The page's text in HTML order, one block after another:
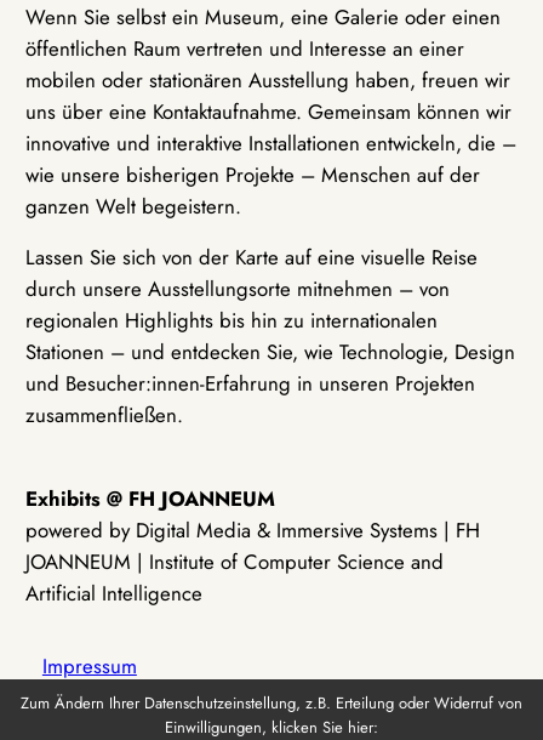
Wenn Sie selbst ein Museum, eine Galerie oder einen
öffentlichen Raum vertreten und Interesse an einer
mobilen oder stationären Ausstellung haben, freuen wir
uns über eine Kontaktaufnahme. Gemeinsam können wir
innovative und interaktive Installationen entwickeln, die –
wie unsere bisherigen Projekte – Menschen auf der
ganzen Welt begeistern.
Lassen Sie sich von der Karte auf eine visuelle Reise
durch unsere Ausstellungsorte mitnehmen – von
regionalen Highlights bis hin zu internationalen
Stationen – und entdecken Sie, wie Technologie, Design
und Besucher:innen-Erfahrung in unseren Projekten
zusammenfließen.
Exhibits @ FH JOANNEUM
powered by Digital Media & Immersive Systems | FH
JOANNEUM | Institute of Computer Science and
Artificial Intelligence
Impressum
Zum Ändern Ihrer Datenschutzeinstellung, z.B. Erteilung oder Widerruf von
Einwilligungen, klicken Sie hier: